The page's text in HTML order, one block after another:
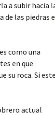
a subir hacia
de las piedras
como una
en que
su roca. Si este
actual